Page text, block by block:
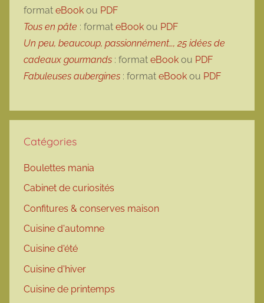
format eBook ou PDF
Tous en pâte : format eBook ou PDF
Un peu, beaucoup, passionnément…, 25 idées de
cadeaux gourmands : format eBook ou PDF
Fabuleuses aubergines : format eBook ou PDF
Catégories
Boulettes mania
Cabinet de curiosités
Confitures & conserves maison
Cuisine d'automne
Cuisine d'été
Cuisine d'hiver
Cuisine de printemps